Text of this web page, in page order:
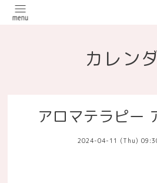
カレン
アロマテラピー
2024-04-11 (Thu)